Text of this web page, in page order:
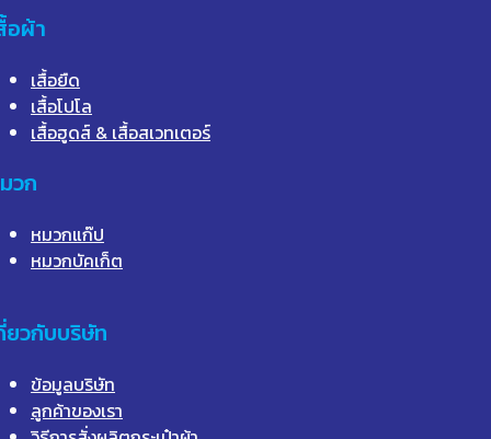
อผ้า
เสื้อยืด
เสื้อโปโล
เสื้อฮูดส์ & เสื้อสเวทเตอร์
วก
หมวกแก๊ป
หมวกบัคเก็ต
ยวกับบริษัท
ข้อมูลบริษัท
ลูกค้าของเรา